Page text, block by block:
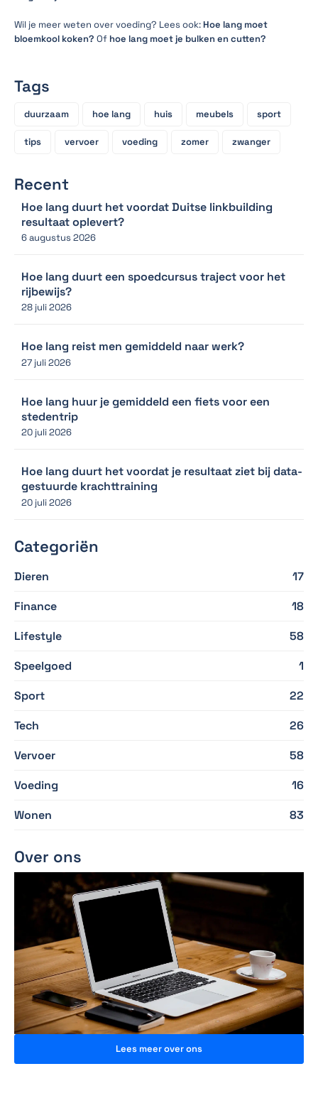
Wil je meer weten over voeding? Lees ook:Hoe lang moet
bloemkool koken? Of hoe lang moet je bulken en cutten?
Tags
duurzaam hoe lang huis meubels sport
tips vervoer voeding zomer zwanger
Recent
Hoe lang duurt het voordat Duitse linkbuilding
resultaat oplevert?
6 augustus 2026
Hoe lang duurt een spoedcursus traject voor het
rijbewijs?
28 juli 2026
Hoe lang reist men gemiddeld naar werk?
27 juli 2026
Hoe lang huur je gemiddeld een fiets voor een
stedentrip
20 juli 2026
Hoe lang duurt het voordat je resultaat ziet bij data-
gestuurde krachttraining
20 juli 2026
Categoriën
Dieren
17
Finance
18
Lifestyle
58
Speelgoed
1
Sport
22
Tech
26
Vervoer
58
Voeding
16
Wonen
83
Over ons
Lees meer over ons